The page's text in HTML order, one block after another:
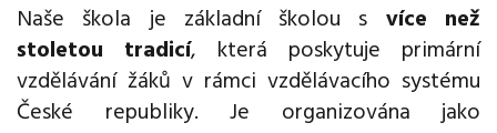
Naše škola je základní školou s více než
stoletou tradicí, která poskytuje primární
vzdělávání žáků v rámci vzdělávacího systému
České republiky. Je organizována jako